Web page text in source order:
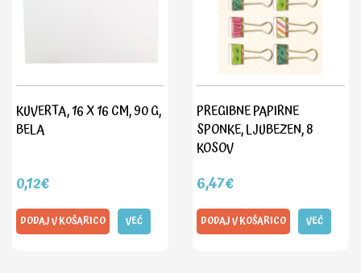
KUVERTA, 16 X 16 CM, 90 G,
BELA
0,12€
DODAJ V KOŠARICO VEČ
PREGIBNE PAPIRNE
SPONKE, LJUBEZEN, 8
KOSOV
6,47€
DODAJ V KOŠARICO VEČ